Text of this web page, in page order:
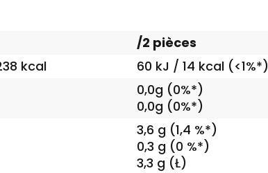
/2 pièces
kcal
60 kJ / 14 kcal (<1%*)
0,0g (0%*)
0,0g (0%*)
3,6 g (1,4 %*)
0,3 g (0 %*)
3,3 g (Ł)